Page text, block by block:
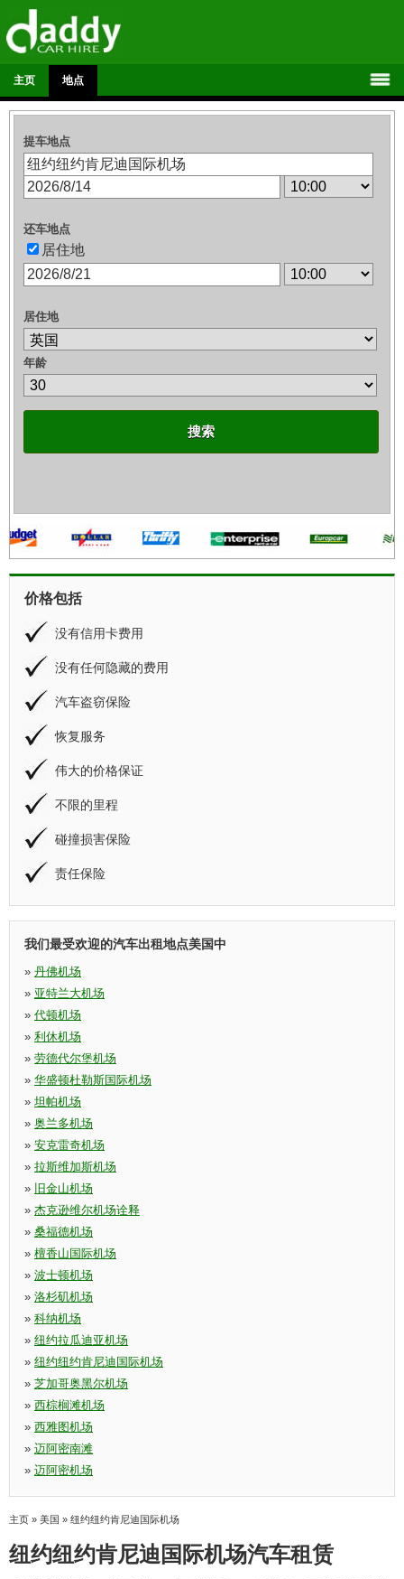
主页 地点
提车地点
还车地点
居住地
居住地
年龄
搜索
价格包括
没有信用卡费用
没有任何隐藏的费用
汽车盗窃保险
恢复服务
伟大的价格保证
不限的里程
碰撞损害保险
责任保险
我们最受欢迎的汽车出租地点美国中
» 丹佛机场
» 亚特兰大机场
» 代顿机场
» 利休机场
» 劳德代尔堡机场
» 华盛顿杜勒斯国际机场
» 坦帕机场
» 奥兰多机场
» 安克雷奇机场
» 拉斯维加斯机场
» 旧金山机场
» 杰克逊维尔机场诠释
» 桑福德机场
» 檀香山国际机场
» 波士顿机场
» 洛杉矶机场
» 科纳机场
» 纽约拉瓜迪亚机场
» 纽约纽约肯尼迪国际机场
» 芝加哥奥黑尔机场
» 西棕榈滩机场
» 西雅图机场
» 迈阿密南滩
» 迈阿密机场
主页 » 美国 » 纽约纽约肯尼迪国际机场
纽约纽约肯尼迪国际机场汽车租赁